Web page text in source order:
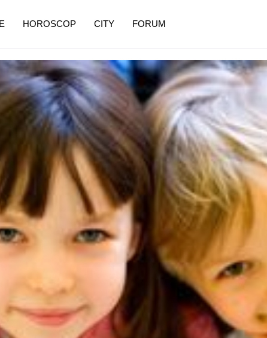
HOROSCOP CITY FORUM
dureroasă este investigația